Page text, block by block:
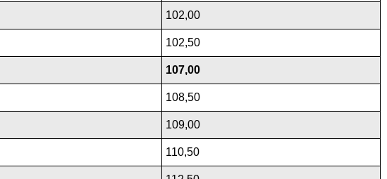
102,00
102,50
107,00
108,50
109,00
110,50